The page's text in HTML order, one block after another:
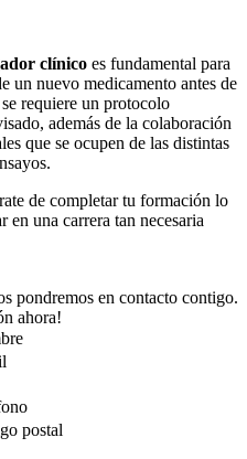
clínico es fundamental para
un nuevo medicamento antes de
requiere un protocolo
además de la colaboración
que se ocupen de las distintas
de completar tu formación lo
en una carrera tan necesaria
pondremos en contacto contigo.
ahora!
postal